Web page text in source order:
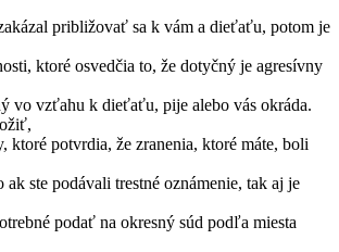
približovať sa k vám a dieťaťu, potom je
ktoré osvedčia to, že dotyčný je agresívny
vo vzťahu k dieťaťu, pije alebo vás okráda.
ktoré potvrdia, že zranenia, ktoré máte, boli
ak ste podávali trestné oznámenie, tak aj je
podať na okresný súd podľa miesta